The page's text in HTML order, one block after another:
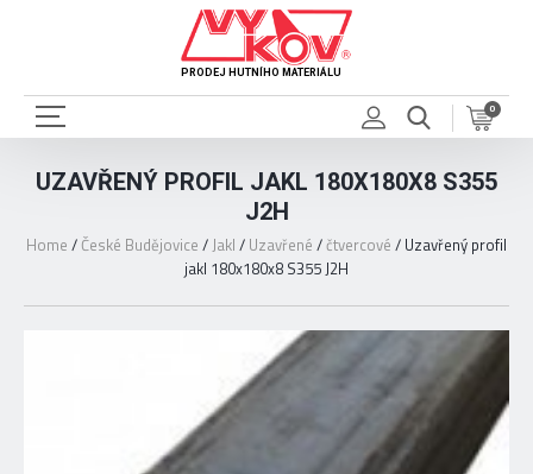
PRODEJ HUTNÍHO MATERIÁLU
0
UZAVŘENÝ PROFIL JAKL 180X180X8 S355
J2H
Home / České Budějovice /Jakl / Uzavřené /čtvercové / Uzavřený profil
jakl 180x180x8 S355 J2H